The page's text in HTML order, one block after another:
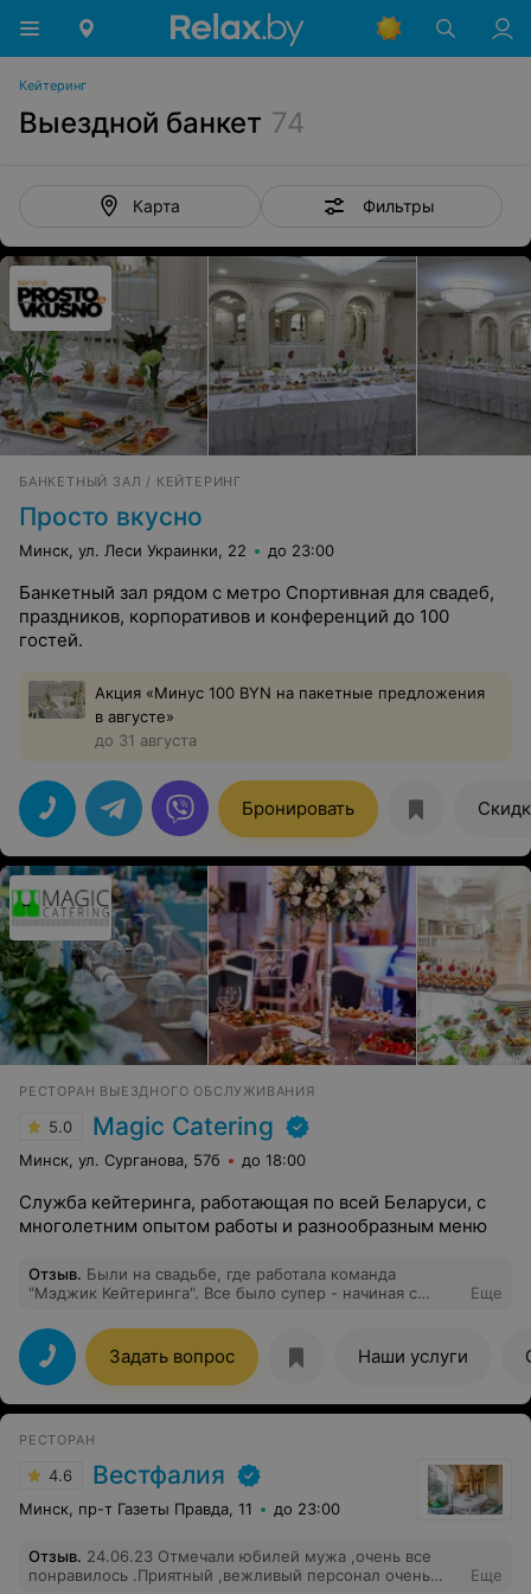
Кейтеринг
Выездной банкет 74
Карта Фильтры
БАНКЕТНЫЙ ЗАЛ / КЕЙТЕРИНГ
Просто вкусно
Минск, ул. Леси Украинки, 22 до 23:00
Банкетный зал рядом с метро Спортивная для свадеб,
праздников, корпоративов и конференций до 100
гостей.
Акция «Минус 100 BYN на пакетные предложения
в августе»
до 31 августа
Бронировать
РЕСТОРАН ВЫЕЗДНОГО ОБСЛУЖИВАНИЯ
5.0 Magic Catering
Минск, ул. Сурганова, 57б до 18:00
Служба кейтеринга, работающая по всей Беларуси, с
многолетним опытом работы и разнообразным меню
Отзыв. Были на свадьбе, где работала команда
"Мэджик Кейтеринга". Все было супер - начиная с
Столы ломились от вкусной еды, а официанты
грамотно и культурно обслуживали! Несомненно
воспользуюсь их услугами при возможности!
Еще
Задать вопрос Наши услуги
РЕСТОРАН
4.6 Вестфалия
Минск, пр-т Газеты Правда, 11 до 23:00
Отзыв. 24.06.23 Отмечали юбилей мужа ,очень все
понравилось .Приятный ,вежливый персонал очень
Еще